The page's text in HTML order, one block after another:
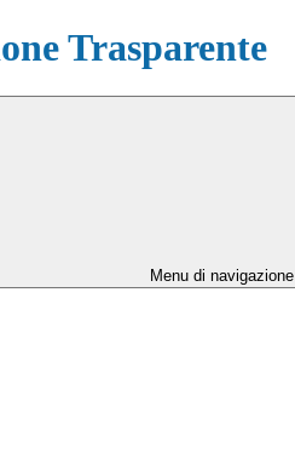
Trasparente
Menu di navigazione